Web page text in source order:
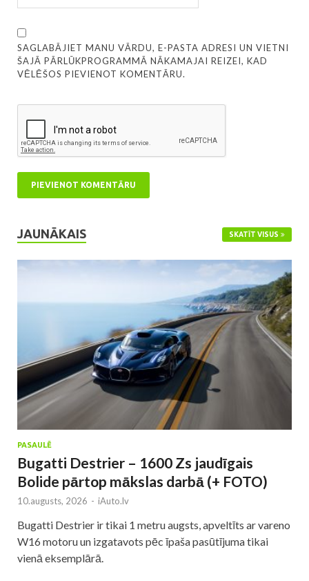
SAGLABĀJIET MANU VĀRDU, E-PASTA ADRESI UN VIETNI
ŠAJĀ PĀRLŪKPROGRAMMĀ NĀKAMAJAI REIZEI, KAD
VĒLĒŠOS PIEVIENOT KOMENTĀRU.
JAUNĀKAIS SKATĪT VISUS
PASAULĒ
Bugatti Destrier – 1600 Zs jaudīgais
Bolide pārtop mākslas darbā (+ FOTO)
10.augusts, 2026 - iAuto.lv
Bugatti Destrier ir tikai 1 metru augsts, apveltīts ar vareno
W16 motoru un izgatavots pēc īpaša pasūtījuma tikai
vienā eksemplārā.